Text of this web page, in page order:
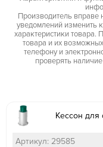
Производитель вправе
уведомлений изменить
характеристики
товара и их
телефону и
проверять
Кессон
Артикул: 29585